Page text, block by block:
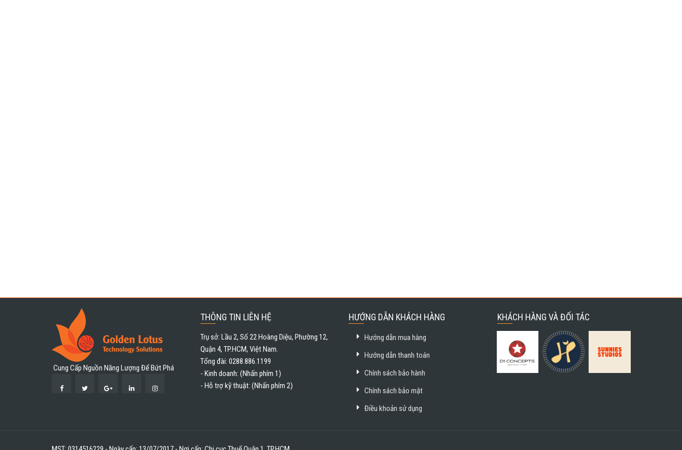
Cung Cấp Nguồn Năng Lượng Để Bứt Phá
THÔNG TIN LIÊN HỆ
Trụ sở: Lầu 2, Số 22 Hoàng Diệu, Phường 12,
Quận 4, TP.HCM, Việt Nam.
Tổng đài: 0288.886.1199
- Kinh doanh: (Nhấn phím 1)
- Hỗ trợ kỹ thuật: (Nhấn phím 2)
HƯỚNG DẪN KHÁCH HÀNG
Hướng dẫn mua hàng
Hướng dẫn thanh toán
Chính sách bảo hành
Chính sách bảo mật
Điều khoản sử dụng
KHÁCH HÀNG VÀ ĐỐI TÁC